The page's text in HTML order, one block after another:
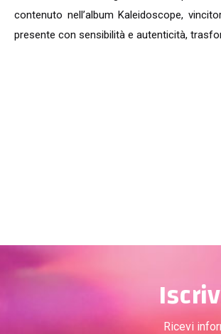
contenuto nell’album Kaleidoscope,
presente con sensibilità e autenticità,
Ricevi